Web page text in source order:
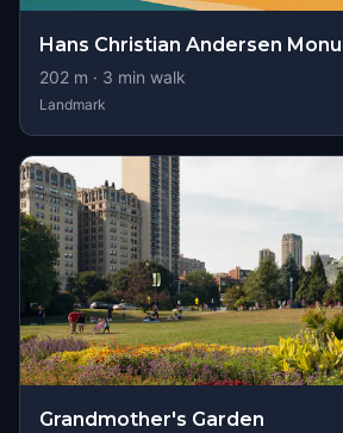
Hans Christian Andersen
202 m · 3 min walk
Landmark
Grandmother's Garden